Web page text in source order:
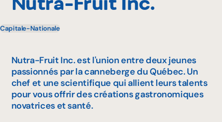
Capitale-Nationale
Nutra-Fruit Inc. est l'union entre deux jeunes
passionnés par la canneberge du Québec. Un
chef et une scientifique qui allient leurs talents
pour vous offrir des créations gastronomiques
novatrices et santé.